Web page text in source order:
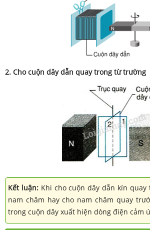
2. Cho cuộn dây dẫn quay trong từ trường
Kết luận: Khi cho cuộn dây dẫn kín
nam châm hay cho nam châm quay
trong cuộn dây xuất hiện dòng điện cảm